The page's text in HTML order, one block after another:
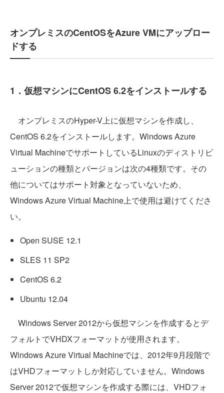
オンプレミスのCentOSをAzure VMにアップロー
ドする
1．仮想マシンにCentOS 6.2をインストールする
オンプレミスのHyper-V上に仮想マシンを作成し、
CentOS 6.2をインストールします。Windows Azure
Virtual MachineでサポートしているLinuxのディストリビ
ューションの種類とバージョンは次の4種類です。その
他についてはサポート対象となっていないため、
Windows Azure Virtual Machine上で使用は避けてくださ
い。
Open SUSE 12.1
SLES 11 SP2
CentOS 6.2
Ubuntu 12.04
Windows Server 2012から仮想マシンを作成するとデ
フォルトでVHDXフォーマットが使用されます。
Windows Azure Virtual Machineでは、2012年9月段階で
はVHDフォーマットしか対応していません。Windows
Server 2012で仮想マシンを作成する際には、VHDフォ